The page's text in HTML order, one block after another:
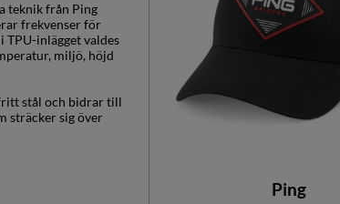
teknik från Ping
frekvenser för
inlägget valdes
miljö, höjd
stål och bidrar till
sträcker sig över
Ping